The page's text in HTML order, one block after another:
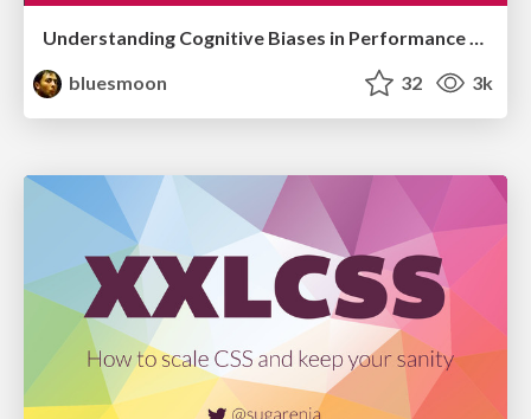
Understanding Cognitive Biases in Performance Measurement
bluesmoon
32 3k